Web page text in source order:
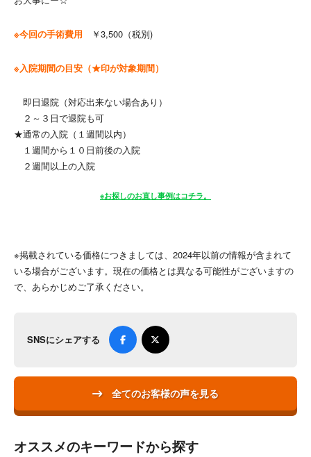
※今回の手術費用 ￥3,500（税別)
※入院期間の目安（★印が対象期間）
即日退院（対応出来ない場合あり）
２～３日で退院も可
★通常の入院（１週間以内）
１週間から１０日前後の入院
２週間以上の入院
※お探しのお直し事例はコチラ。
※掲載されている価格につきましては、2024年以前の情報が含まれて
いる場合がございます。現在の価格とは異なる可能性がございますの
で、あらかじめご了承ください。
SNSにシェアする
全てのお客様の声を見る
オススメのキーワードから探す